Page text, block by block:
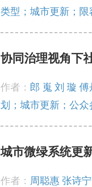
类型；城市更新；限
协同治理视角下
作者： 郎 嵬 刘 璇 傅
划；城市更新；公众
城市微绿系统更
作者： 周聪惠 张诗